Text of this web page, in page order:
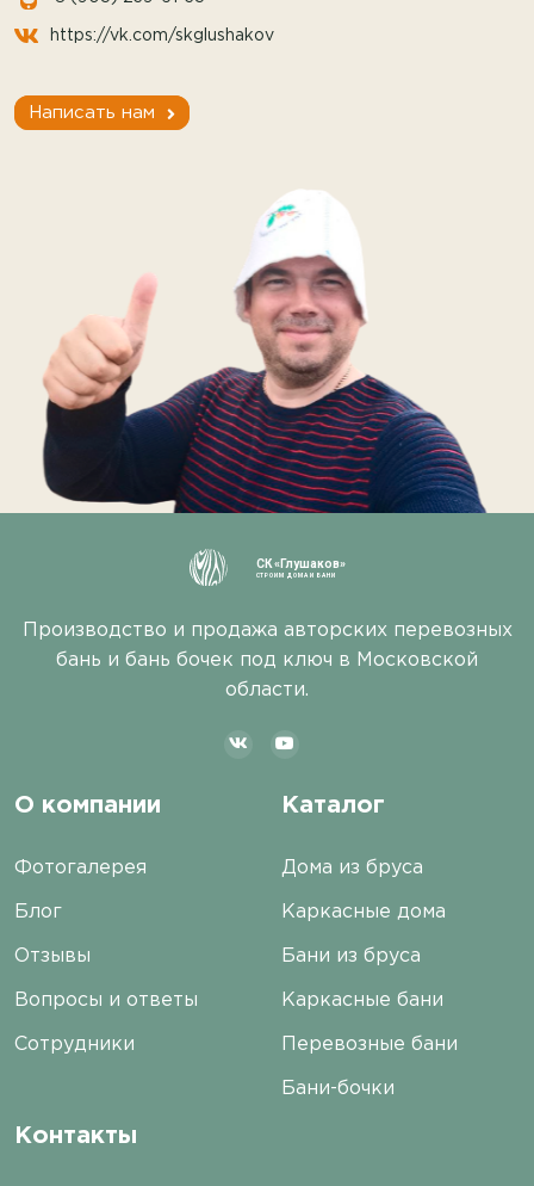
https://vk.com/skglushakov
Написать нам
СК «Глушаков»
СТРОИМ ДОМА И БАНИ
Производство и продажа авторских перевозных
бань и бань бочек под ключ в Московской
области.
О компании
Фотогалерея
Блог
Отзывы
Вопросы и ответы
Сотрудники
Каталог
Дома из бруса
Каркасные дома
Бани из бруса
Каркасные бани
Перевозные бани
Бани-бочки
Контакты